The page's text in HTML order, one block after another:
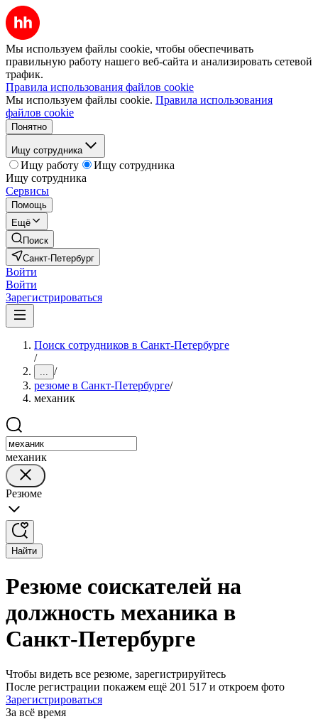
Мы используем файлы cookie, чтобы обеспечивать
правильную работу нашего веб-сайта и анализировать сетевой
трафик.
Правила использования файлов cookie
Мы используем файлы cookie. Правила использования
файлов cookie
Понятно
Ищу сотрудника
Ищу работу
Ищу сотрудника
Ищу сотрудника
Сервисы
Помощь
Ещё
Поиск
Санкт-Петербург
Войти
Войти
Зарегистрироваться
Поиск сотрудников в Санкт-Петербурге
/
... /
резюме в Санкт-Петербурге/
механик
механик
Резюме
Найти
Резюме соискателей на
должность механика в
Санкт-Петербурге
Чтобы видеть все резюме, зарегистрируйтесь
После регистрации покажем ещё 201 517 и откроем фото
Зарегистрироваться
За всё время